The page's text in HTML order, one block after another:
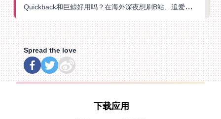
Quickback和巨鲸好用吗？在海外深夜想刷B站、追爱奇艺的你，或许正需要这份答案
Spread the love
下载应用